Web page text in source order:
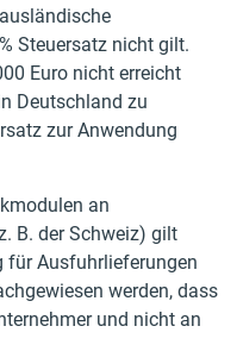
Steuersatz nicht gilt.
Euro nicht erreicht
Deutschland zu
zur Anwendung
an
B. der Schweiz) gilt
für Ausfuhrlieferungen
werden, dass
und nicht an